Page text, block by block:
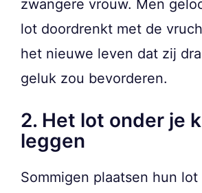
zwangere vrouw. Men
lot doordrenkt met de
het nieuwe leven dat zij
geluk zou bevorderen.
2. Het lot onder je
leggen
Sommigen plaatsen hun